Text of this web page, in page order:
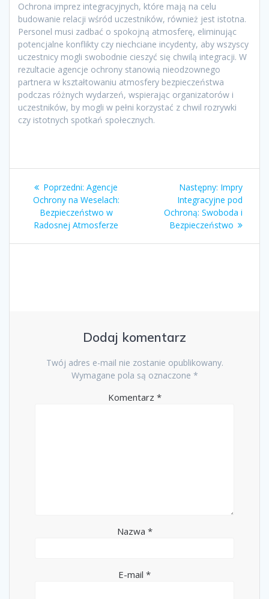
Ochrona imprez integracyjnych, które mają na celu
budowanie relacji wśród uczestników, również jest istotna.
Personel musi zadbać o spokojną atmosferę, eliminując
potencjalne konflikty czy niechciane incydenty, aby wszyscy
uczestnicy mogli swobodnie cieszyć się chwilą integracji. W
rezultacie agencje ochrony stanowią nieodzownego
partnera w kształtowaniu atmosfery bezpieczeństwa
podczas różnych wydarzeń, wspierając organizatorów i
uczestników, by mogli w pełni korzystać z chwil rozrywki
czy istotnych spotkań społecznych.
Nawigacja
wpisu
Poprzedni: Poprzedni
wpis:
Agencje
Ochrony na Weselach:
Bezpieczeństwo w
Radosnej Atmosferze
Następny: Następny
wpis:
Impry
Integracyjne pod
Ochroną: Swoboda i
Bezpieczeństwo
Dodaj komentarz
Twój adres e-mail nie zostanie opublikowany.
Wymagane pola są oznaczone *
Komentarz *
Nazwa *
E-mail *